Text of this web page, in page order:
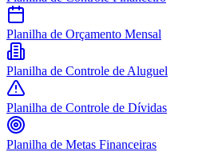
Planilha de Orçamento Mensal
Planilha de Controle de Aluguel
Planilha de Controle de Dívidas
Planilha de Metas Financeiras